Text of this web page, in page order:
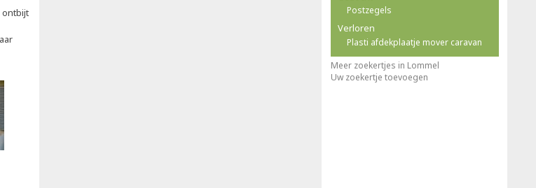
ontbijt
Postzegels
Verloren
Plasti afdekplaatje mover caravan
Meer zoekertjes in Lommel
Uw zoekertje toevoegen